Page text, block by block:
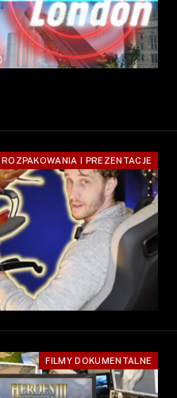
ROZPAKOWANIA I PREZENTACJE
FILMY DOKUMENTALNE